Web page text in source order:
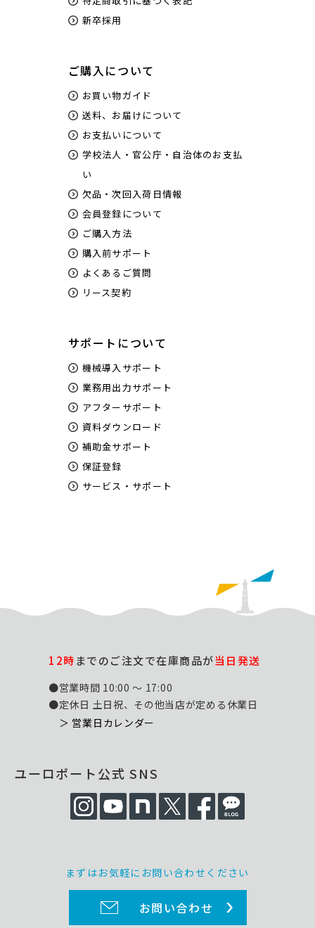
新卒採用
ご購入について
お買い物ガイド
送料、お届けについて
お支払いについて
学校法人・官公庁・自治体のお支払
い
欠品・次回入荷日情報
会員登録について
ご購入方法
購入前サポート
よくあるご質問
リース契約
サポートについて
機械導入サポート
業務用出力サポート
アフターサポート
資料ダウンロード
補助金サポート
保証登録
サービス・サポート
12時までのご注文で在庫商品が当日発送
●営業時間 10:00 ～ 17:00
●定休日 土日祝、その他当店が定める休業日
＞ 営業日カレンダー
ユーロポート公式 SNS
まずはお気軽にお問い合わせください
お問い合わせ